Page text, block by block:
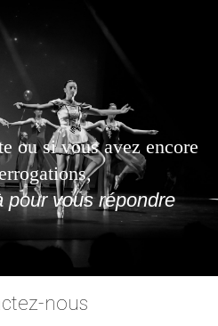
ou si vous avez encore
pour vous répondre
nous